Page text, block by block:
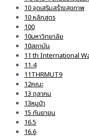
10 จุดเสริมสร้างสุขภาพ
10 หลักสูตร
100
10มหาวิทยาลัย
10สถาบัน
11 th International
11.4
11THRMUT9
12คณะ
13 ตุลาคม
13หมูป่า
15 กันยายน
16.5
16.6